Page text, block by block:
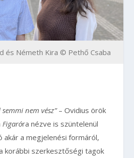
és Németh Kira © Pethő Csaba
nem vész”– Ovidius örök
Figaróra nézve is szüntelenül
akár a megjelenési formáról,
korábbi szerkesztőségi tagok